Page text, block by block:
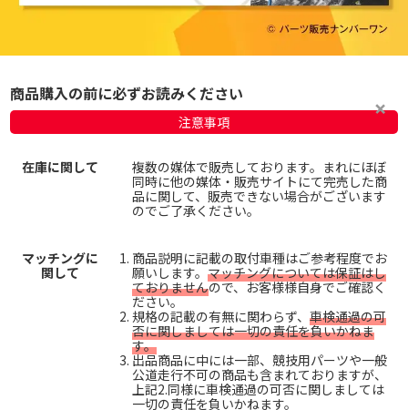
商品購入の前に必ずお読みください
注意事項
在庫に関して
複数の媒体で販売しております。まれにほぼ
同時に他の媒体・販売サイトにて完売した商
品に関して、販売できない場合がございます
のでご了承ください。
マッチングに
関して
商品説明に記載の取付車種はご参考程度でお
願いします。 マッチングについては保証はし
ておりませんので、お客様様自身でご確認く
ださい。
規格の記載の有無に関わらず、 車検通過の可
否に関しましては一切の責任を負いかねま
す。
出品商品に中には一部、競技用パーツや一般
公道走行不可の商品も含まれておりますが、
上記2.同様に車検通過の可否に関しましては
一切の責任を負いかねます。